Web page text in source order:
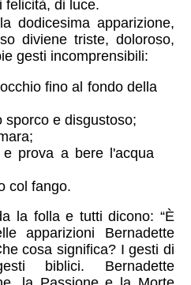
felicità, di luce.
dodicesima apparizione,
diviene triste, doloroso,
gesti incomprensibili:
fino al fondo della
sporco e disgustoso;
prova a bere l'acqua
col fango.
la folla e tutti dicono: “È
apparizioni Bernadette
cosa significa? I gesti di
biblici. Bernadette